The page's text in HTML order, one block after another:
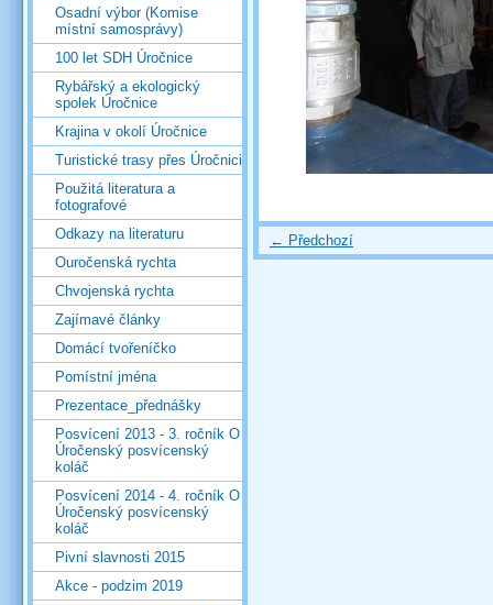
← Předchozí
Osadní výbor (Komise
místní samosprávy)
100 let SDH Úročnice
Rybářský a ekologický
spolek Úročnice
Krajina v okolí Úročnice
Turistické trasy přes Úročnici
Použitá literatura a
fotografové
Odkazy na literaturu
Ouročenská rychta
Chvojenská rychta
Zajímavé články
Domácí tvořeníčko
Pomístní jména
Prezentace_přednášky
Posvícení 2013 - 3. ročník O
Úročenský posvícenský
koláč
Posvícení 2014 - 4. ročník O
Úročenský posvícenský
koláč
Pivní slavnosti 2015
Akce - podzim 2019